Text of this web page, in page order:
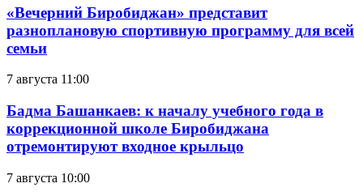
«Вечерний Биробиджан» представит
разноплановую спортивную программу для всей
семьи
7 августа 11:00
Бадма Башанкаев: к началу учебного года в
коррекционной школе Биробиджана
отремонтируют входное крыльцо
7 августа 10:00